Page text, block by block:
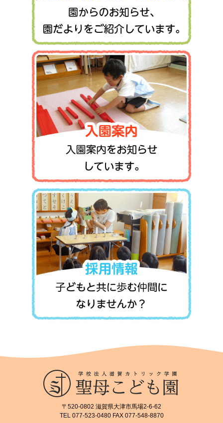
〒520-0802 滋賀県大津市馬場2-6-62
TEL 077-523-0480 FAX 077-548-8870